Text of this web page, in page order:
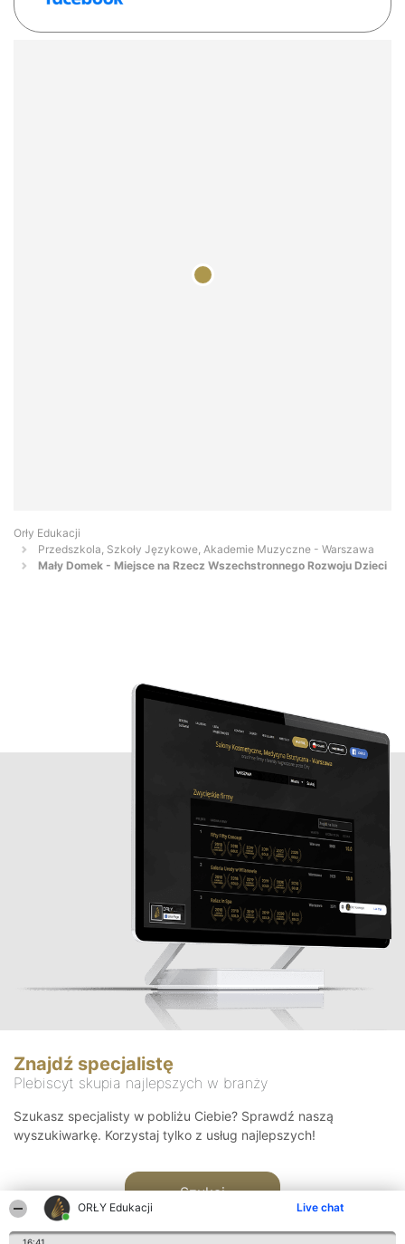
ORŁY Edukacji Live chat
Orły Edukacji
Przedszkola, Szkoły Językowe, Akademie Muzyczne - Warszawa
Mały Domek - Miejsce na Rzecz Wszechstronnego Rozwoju Dzieci
Znajdź specjalistę
Plebiscyt skupia najlepszych w branży
Szukasz specjalisty w pobliżu Ciebie? Sprawdź naszą
wyszukiwarkę. Korzystaj tylko z usług najlepszych!
Szukaj